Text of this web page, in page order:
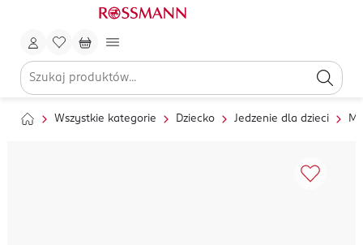
Wszystkie kategorie Dziecko Jedzenie dla dzieci